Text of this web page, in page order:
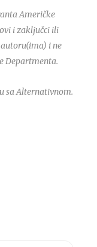
Američke
i zaključci ili
i ne
Departmenta.
sa Alternativnom.